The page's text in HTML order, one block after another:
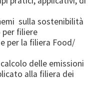
sulla sostenibilità
filiere
per la filiera Food/
delle emissioni
alla filiera dei